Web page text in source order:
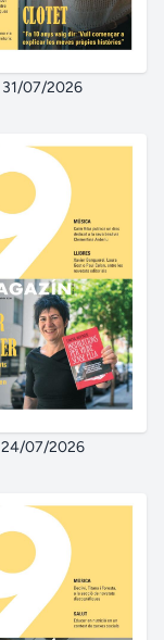
31/07/2026
24/07/2026